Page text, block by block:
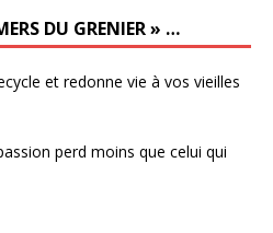
DU GRENIER » …
et redonne vie à vos vieilles
perd moins que celui qui